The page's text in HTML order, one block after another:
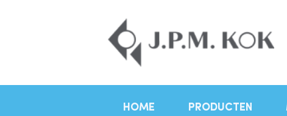
HOME PRODUCTEN